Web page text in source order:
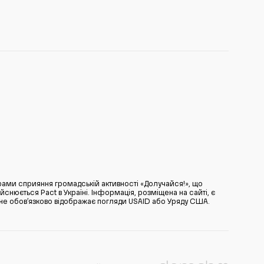
сприяння громадській активності «Долучайся!», що
Pact в Україні. Інформація, розміщена на сайті, є
обов’язково відображає погляди USAID або Уряду США.